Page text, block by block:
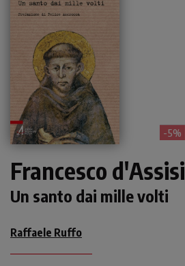
- 5%
Francesco d'Assisi
Un santo dai mille volti
Raffaele Ruffo